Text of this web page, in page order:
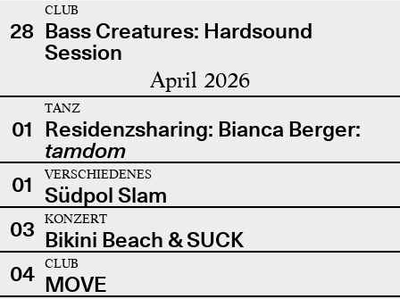
28
CLUB
Bass Creatures: Hardsound
Session
April 2026
01
TANZ
Residenzsharing: Bianca Berger:
tamdom
01
VERSCHIEDENES
Südpol Slam
03
KONZERT
Bikini Beach & SUCK
04
CLUB
MOVE